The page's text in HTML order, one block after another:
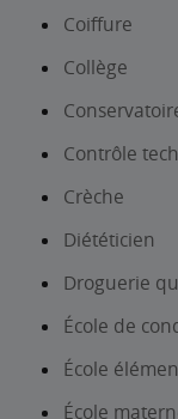
Coiffure
Collège
Contrôle
Crèche
Diététicien
Droguerie
École de
École
École